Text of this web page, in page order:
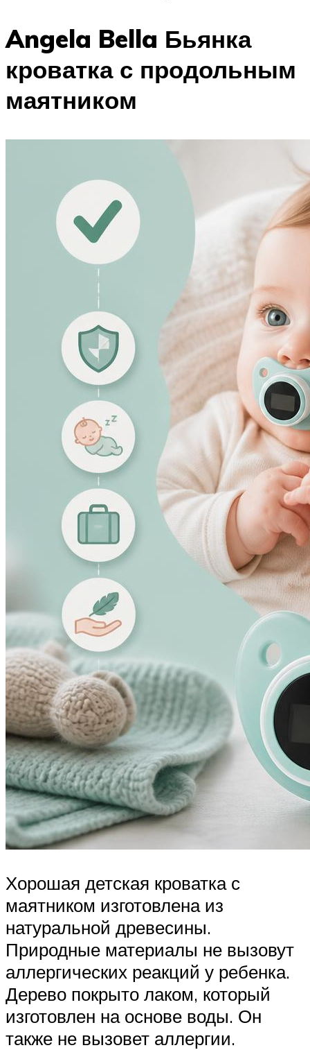
Angela Bella Бьянка
кроватка с продольным
маятником
Хорошая детская кроватка с
маятником изготовлена из
натуральной древесины.
Природные материалы не вызовут
аллергических реакций у ребенка.
Дерево покрыто лаком, который
изготовлен на основе воды. Он
также не вызовет аллергии.